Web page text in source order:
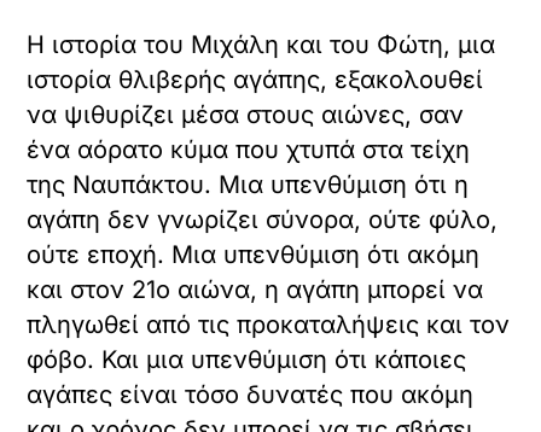
Η ιστορία του Μιχάλη και του Φώτη, μια
ιστορία θλιβερής αγάπης, εξακολουθεί
να ψιθυρίζει μέσα στους αιώνες, σαν
ένα αόρατο κύμα που χτυπά στα τείχη
της Ναυπάκτου. Μια υπενθύμιση ότι η
αγάπη δεν γνωρίζει σύνορα, ούτε φύλο,
ούτε εποχή. Μια υπενθύμιση ότι ακόμη
και στον 21ο αιώνα, η αγάπη μπορεί να
πληγωθεί από τις προκαταλήψεις και τον
φόβο. Και μια υπενθύμιση ότι κάποιες
αγάπες είναι τόσο δυνατές που ακόμη